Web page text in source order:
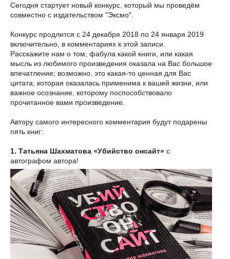
Сегодня стартует новый конкурс, который мы проведём
совместно с издательством "Эксмо".
Конкурс продлится с 24 декабря 2018 по 24 января 2019
включительно, в комментариях к этой записи.
Расскажите нам о том, фабула какой книги, или какая
мысль из любимого произведения оказала на Вас большое
впечатление; возможно, это какая-то ценная для Вас
цитата, которая оказалась применима к вашей жизни, или
важное осознание, которому поспособствовало
прочитанное вами произведение.
Автору самого интересного комментария будут подарены
пять книг:
1. Татьяна Шахматова «Убийство онсайт» с
автографом автора!